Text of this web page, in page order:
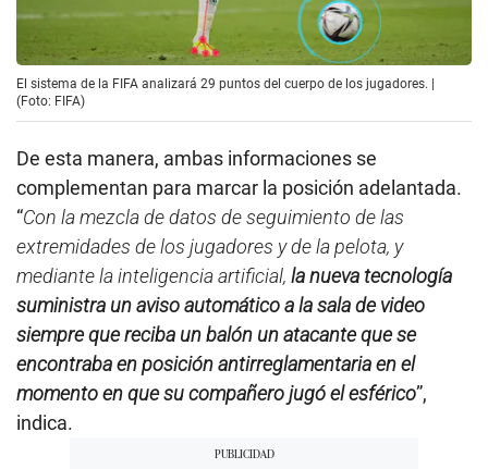
El sistema de la FIFA analizará 29 puntos del cuerpo de los jugadores. |
(Foto: FIFA)
De esta manera, ambas informaciones se
complementan para marcar la posición adelantada.
“Con la mezcla de datos de seguimiento de las
extremidades de los jugadores y de la pelota, y
mediante la inteligencia artificial, la nueva tecnología
suministra un aviso automático a la sala de video
siempre que reciba un balón un atacante que se
encontraba en posición antirreglamentaria en el
momento en que su compañero jugó el esférico”,
indica.